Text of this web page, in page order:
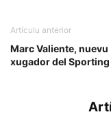
Artículu anterior
Marc Valiente, nuevu
xugador del Sporting